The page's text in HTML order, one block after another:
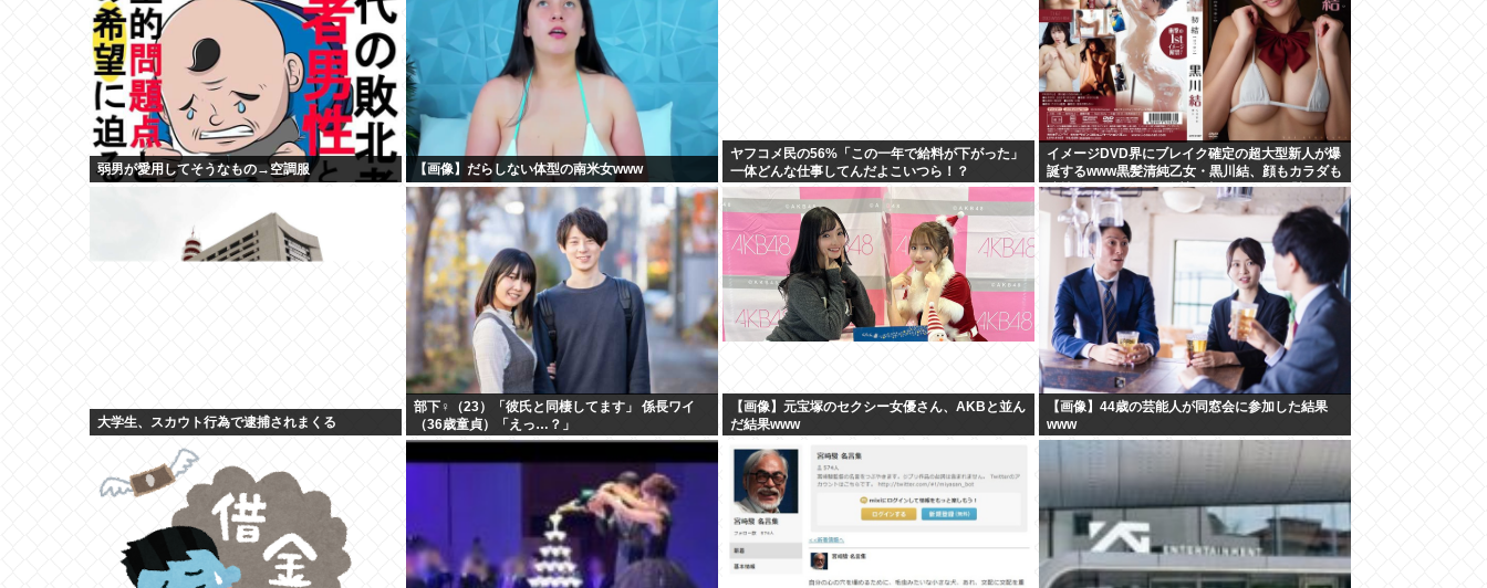
弱男が愛用してそうなもの→空調服 【画像】だらしない体型の南米女www
ヤフコメ民の56%「この一年で給料が下がった」
一体どんな仕事してんだよこいつら！？
イメージDVD界にブレイク確定の超大型新人が爆
誕するwww黒髪清純乙女・黒川結、顔もカラダも
演技もIVファンから絶賛の嵐！！処女作「初結」
の動画＆画像まとめ！！
大学生、スカウト行為で逮捕されまくる
部下♀（23）「彼氏と同棲してます」 係長ワイ
（36歳童貞）「えっ…？」
【画像】元宝塚のセクシー女優さん、AKBと並ん
だ結果www
【画像】44歳の芸能人が同窓会に参加した結果
www